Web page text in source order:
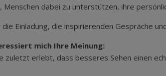
Menschen dabei zu unterstützen, ihre
die Einladung, die inspirierenden Gespräche
mich Ihre Meinung:
zuletzt erlebt, dass besseres Sehen einen